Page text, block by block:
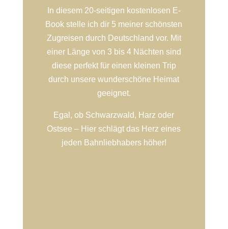
In diesem 20-seitigen kostenlosen E-
Book stelle ich dir 5 meiner schönsten
Zugreisen durch Deutschland vor. Mit
einer Länge von 3 bis 4 Nächten sind
diese perfekt für einen kleinen Trip
durch unsere wunderschöne Heimat
geeignet.
Egal, ob Schwarzwald, Harz oder
Ostsee – Hier schlägt das Herz eines
jeden Bahnliebhabers höher!